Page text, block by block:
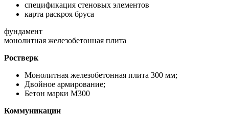
спецификация стеновых элементов
карта раскроя бруса
фундамент
монолитная железобетонная плита
Ростверк
Монолитная железобетонная плита 300 мм;
Двойное армирование;
Бетон марки М300
Коммуникации